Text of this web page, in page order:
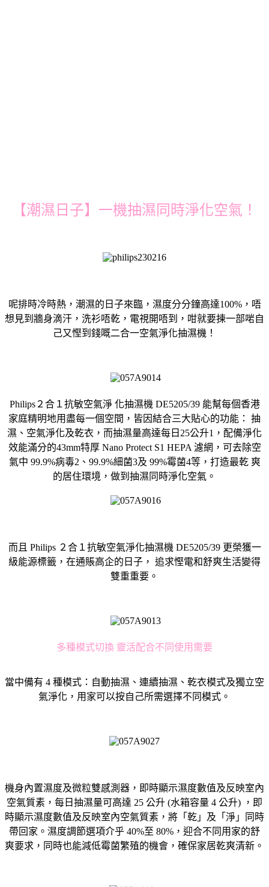
【潮濕日子】一機抽濕同時淨化空氣！
呢排時冷時熱，潮濕的日子來臨，濕度分分鐘高達100%，唔
想見到牆身滴汗，洗衫唔乾，電視開唔到，咁就要揀一部啱自
己又慳到錢嘅二合一空氣淨化抽濕機！
Philips２合１抗敏空氣淨 化抽濕機 DE5205/39 能幫每個香港
家庭精明地用盡每一個空間，皆因結合三大貼心的功能： 抽
濕、空氣淨化及乾衣，而抽濕量高達每日25公升1，配備淨化
效能滿分的43mm特厚 Nano Protect S1 HEPA 濾網，可去除空
氣中 99.9%病毒2、99.9%細菌3及 99%霉菌4等，打造最乾 爽
的居住環境，做到抽濕同時淨化空氣。
而且 Philips ２合１抗敏空氣淨化抽濕機 DE5205/39 更榮獲一
級能源標籤，在通賬高企的日子， 追求慳電和舒爽生活變得
雙重重要。
多種模式切換 靈活配合不同使用需要
當中備有 4 種模式：自動抽濕、連續抽濕、乾衣模式及獨立空
氣淨化，用家可以按自己所需選擇不同模式。
機身內置濕度及微粒雙感測器，即時顯示濕度數值及反映室內
空氣質素，每日抽濕量可高達 25 公升 (水箱容量 4 公升) ，即
時顯示濕度數值及反映室內空氣質素，將「乾」及「淨」同時
帶回家。濕度調節選項介乎 40%至 80%，迎合不同用家的舒
爽要求，同時也能減低霉菌繁殖的機會，確保家居乾爽清新。